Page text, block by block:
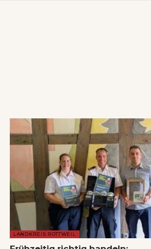
LANDKREIS ROTTWEIL